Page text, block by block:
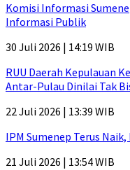
Komisi Informasi
Informasi Publik
30 Juli 2026 | 14:19 WIB
RUU Daerah Kepulauan
Antar-Pulau Dinilai Tak
22 Juli 2026 | 13:39 WIB
IPM Sumenep Terus
21 Juli 2026 | 13:54 WIB